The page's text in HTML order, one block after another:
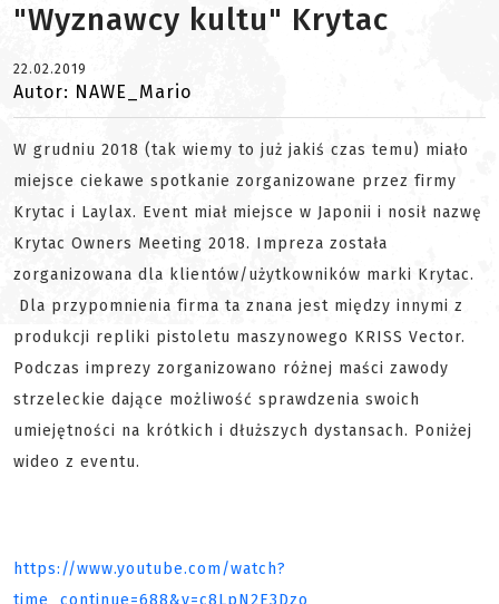
"Wyznawcy kultu" Krytac
22.02.2019
Autor: NAWE_Mario
W grudniu 2018 (tak wiemy to już jakiś czas temu) miało
miejsce ciekawe spotkanie zorganizowane przez firmy
Krytac i Laylax. Event miał miejsce w Japonii i nosił nazwę
Krytac Owners Meeting 2018. Impreza została
zorganizowana dla klientów/użytkowników marki Krytac.
Dla przypomnienia firma ta znana jest między innymi z
produkcji repliki pistoletu maszynowego KRISS Vector.
Podczas imprezy zorganizowano różnej maści zawody
strzeleckie dające możliwość sprawdzenia swoich
umiejętności na krótkich i dłuższych dystansach. Poniżej
wideo z eventu.
https://www.youtube.com/watch?
time_continue=688&v=c8LpN2E3Dzo